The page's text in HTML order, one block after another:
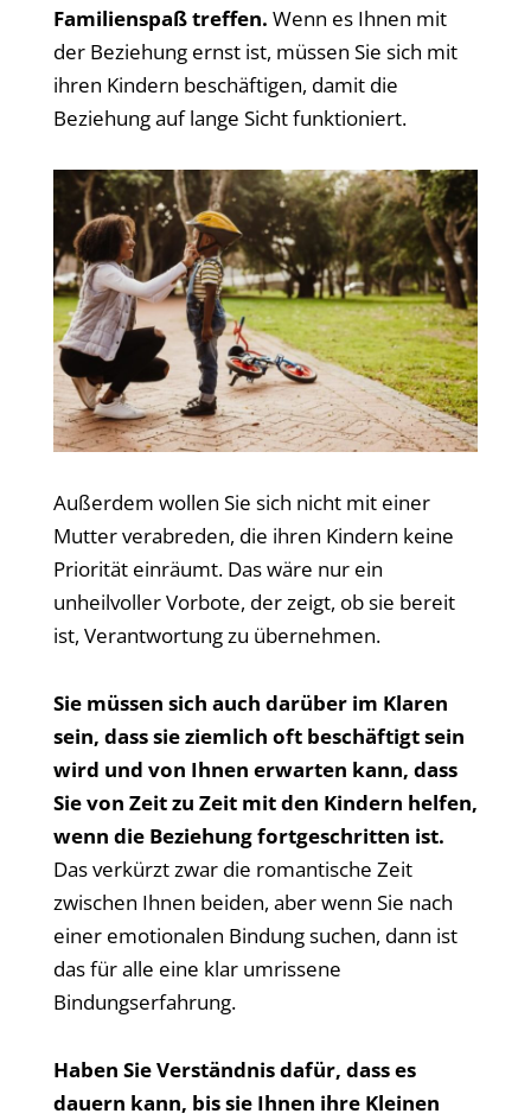
Familienspaß treffen. Wenn es Ihnen mit
der Beziehung ernst ist, müssen Sie sich mit
ihren Kindern beschäftigen, damit die
Beziehung auf lange Sicht funktioniert.
Außerdem wollen Sie sich nicht mit einer
Mutter verabreden, die ihren Kindern keine
Priorität einräumt. Das wäre nur ein
unheilvoller Vorbote, der zeigt, ob sie bereit
ist, Verantwortung zu übernehmen.
Sie müssen sich auch darüber im Klaren
sein, dass sie ziemlich oft beschäftigt sein
wird und von Ihnen erwarten kann, dass
Sie von Zeit zu Zeit mit den Kindern helfen,
wenn die Beziehung fortgeschritten ist.
Das verkürzt zwar die romantische Zeit
zwischen Ihnen beiden, aber wenn Sie nach
einer emotionalen Bindung suchen, dann ist
das für alle eine klar umrissene
Bindungserfahrung.
Haben Sie Verständnis dafür, dass es
dauern kann, bis sie Ihnen ihre Kleinen